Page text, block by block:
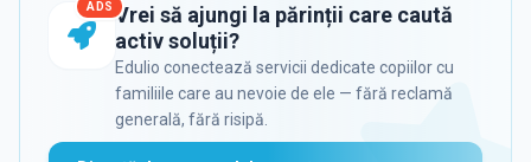
ADS Vrei să ajungi la părinții care caută
activ soluții?
Edulio conectează servicii dedicate copiilor cu
familiile care au nevoie de ele — fără reclamă
generală, fără risipă.